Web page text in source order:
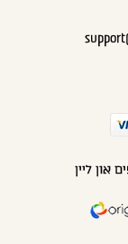
און ליין